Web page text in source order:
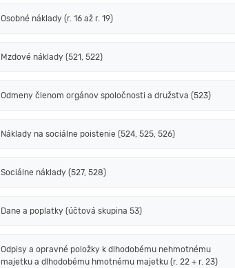
Osobné náklady (r. 16 až r. 19)
Mzdové náklady (521, 522)
Odmeny členom orgánov spoločnosti a družstva (523)
Náklady na sociálne poistenie (524, 525, 526)
Sociálne náklady (527, 528)
Dane a poplatky (účtová skupina 53)
Odpisy a opravné položky k dlhodobému nehmotnému
majetku a dlhodobému hmotnému majetku (r. 22 + r. 23)